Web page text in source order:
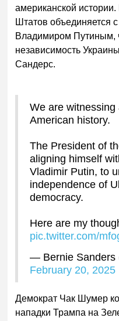
американской
Штатов объединяется
Владимиром Путиным,
независимость
Сандерс.
We are
American history.
The President of
aligning himself
Vladimir Putin, to
independence of
democracy.
Here are my
pic.twitter.com/
— Bernie Sanders
February 20, 2025
Демократ Чак Шумер
нападки Трампа на